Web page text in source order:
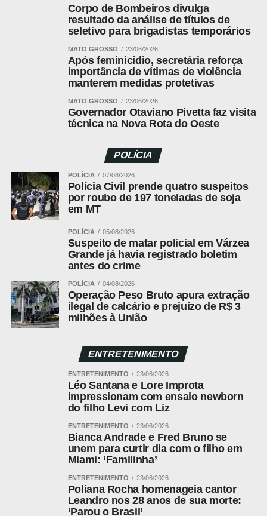
Konsa no momento do chute. Logo depois, os ganeses
balançaram as redes, mas o impedimento foi marcado.
O momento de maior tensão veio aos 41 minutos da
etapa final. O’Reilly recebeu cruzamento na área e
acertou o travessão. No rebote, a bola sobrou limpa para
Harry Kane, livre na pequena área, mas o atacante isolou
— para espanto de todos no estádio.
decidida na última rodada.
Leia Também: Chile e Colômbia
empatam sem gols pelas
eliminatórias
Competicao
Copa do Mundo — 2 rodada do Grupo L
Local
Gillette Stadium, Boston (EUA)
Horario
17h (de Brasilia)
Rice (Inglaterra); Inaki Williams (Gana)
Nenhum
Said Martinez (HON)
Walter Lopez e Christian Ramirez (HON)
Armando Villarreal (EUA)
ESCALACOES
Pickford; Reece James, Konsa, Guehi e Djed
Corpo de Bombeiros divulga
resultado da análise de títulos de
seletivo para brigadistas temporários
MATO GROSSO 23/06/2026
Após feminicídio, secretária reforça
importância de vítimas de violência
manterem medidas protetivas
MATO GROSSO 23/06/2026
Governador Otaviano Pivetta faz visita
técnica na Nova Rota do Oeste
POLÍCIA
POLÍCIA 07/08/2026
Polícia Civil prende quatro suspeitos
por roubo de 197 toneladas de soja
em MT
POLÍCIA 05/08/2026
Suspeito de matar policial em Várzea
Grande já havia registrado boletim
antes do crime
POLÍCIA 04/08/2026
Operação Peso Bruto apura extração
ilegal de calcário e prejuízo de R$ 3
milhões à União
ENTRETENIMENTO
ENTRETENIMENTO 23/06/2026
Léo Santana e Lore Improta
impressionam com ensaio newborn
do filho Levi com Liz
ENTRETENIMENTO 23/06/2026
Bianca Andrade e Fred Bruno se
unem para curtir dia com o filho em
Miami: ‘Familinha’
ENTRETENIMENTO 23/06/2026
Poliana Rocha homenageia cantor
Leandro nos 28 anos de sua morte:
‘Parou o Brasil’